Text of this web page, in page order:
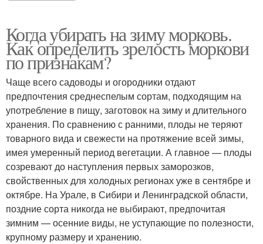
Когда убирать на зиму морковь.
Как определить зрелость моркови
по признакам?
Чаще всего садоводы и огородники отдают
предпочтения среднеспелым сортам, подходящим на
употребление в пищу, заготовок на зиму и длительного
хранения. По сравнению с ранними, плоды не теряют
товарного вида и свежести на протяжение всей зимы,
имея умеренный период вегетации. А главное — плоды
созревают до наступления первых заморозков,
свойственных для холодных регионах уже в сентябре и
октябре. На Урале, в Сибири и Ленинградской области,
поздние сорта никогда не выбирают, предпочитая
зимним — осенние виды, не уступающие по полезности,
крупному размеру и хранению.